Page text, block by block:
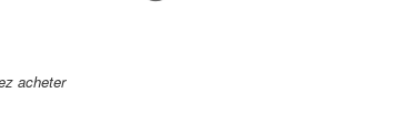
acheter